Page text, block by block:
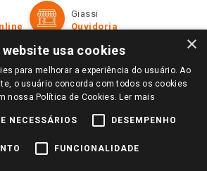
Giassi
Ouvidoria
×
website usa cookies
para melhorar a experiência do usuário. Ao
o usuário concorda com todos os cookies
nossa Política de Cookies. Ler mais
NECESSÁRIOS DESEMPENHO
FUNCIONALIDADE